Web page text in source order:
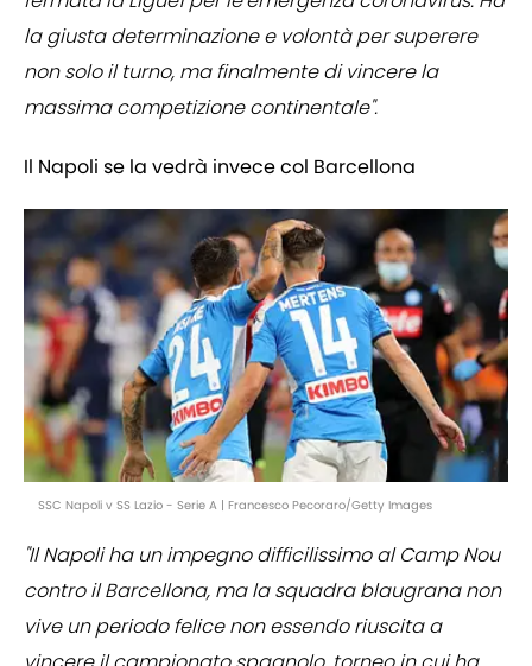
la giusta determinazione e volontà per superere
non solo il turno, ma finalmente di vincere la
massima competizione continentale".
Il Napoli se la vedrà invece col Barcellona
SSC Napoli v SS Lazio - Serie A | Francesco Pecoraro/Getty Images
"Il Napoli ha un impegno difficilissimo al Camp Nou
contro il Barcellona, ma la squadra blaugrana non
vive un periodo felice non essendo riuscita a